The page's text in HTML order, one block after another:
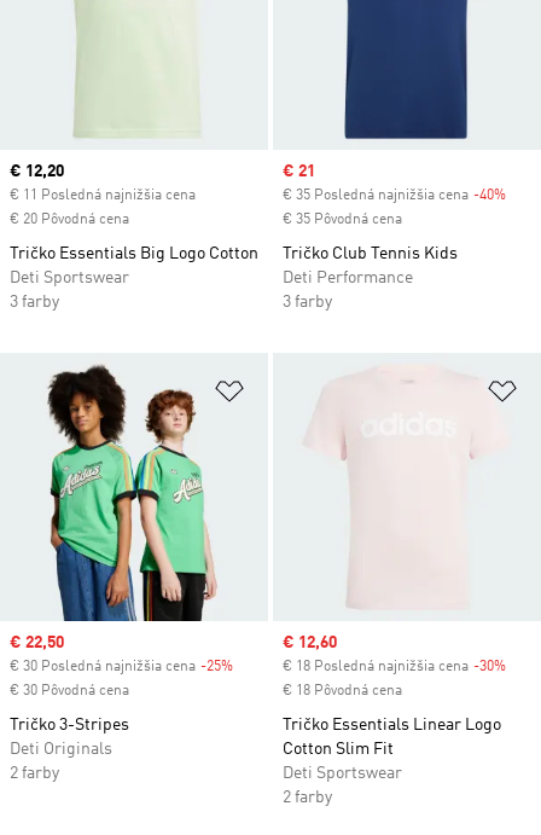
Current price
€ 12,20
€ 11 Posledná najnižšia cena
€ 20 Pôvodná cena
Tričko Essentials Big Logo Cotton
Deti Sportswear
3 farby
Sale price
€ 21
€ 35 Posledná najnižšia cena -40%
€ 35 Pôvodná cena
Tričko Club Tennis Kids
Deti Performance
3 farby
Pridať do zoznamu želaných
Sale price
€ 22,50
€ 30 Posledná najnižšia cena -25% Discount
€ 30 Pôvodná cena
Tričko 3-Stripes
Deti Originals
2 farby
Sale price
€ 12,60
€ 18 Posledná najnižšia cena -30%
€ 18 Pôvodná cena
Tričko Essentials Linear Logo
Cotton Slim Fit
Deti Sportswear
2 farby